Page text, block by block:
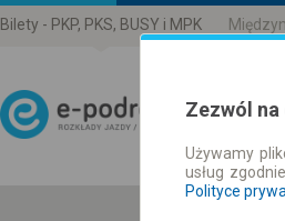
Bilety - PKP, PKS, BUSY i MPK
Zezwól
Używamy
usług
Polityce